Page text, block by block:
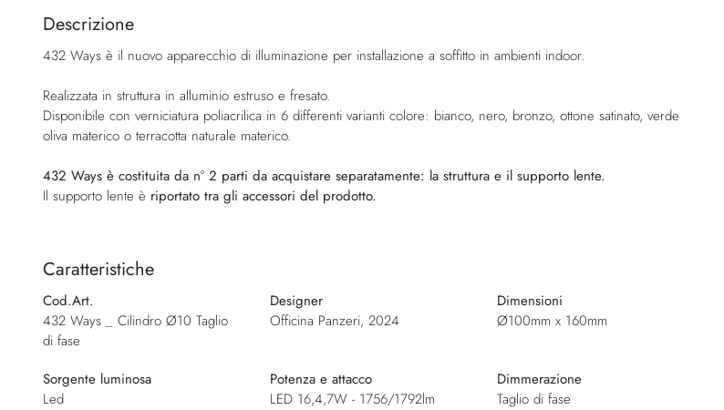
della
di
Descrizione
432 Ways è il nuovo apparecchio di illuminazione per installazione a soffitto in ambienti indoor.
Realizzata in struttura in alluminio estruso e fresato.
Disponibile con verniciatura poliacrilica in 6 differenti varianti colore: bianco, nero, bronzo, ottone satinato, verde
oliva materico o terracotta naturale materico.
432 Ways è costituita da n° 2 parti da acquistare separatamente: la struttura e il supporto lente.
Il supporto lente è riportato tra gli accessori del prodotto.
Caratteristiche
Cod.Art.
432 Ways _ Cilindro Ø10 Taglio
di fase
Designer
Officina Panzeri, 2024
Dimensioni
Ø100mm x 160mm
Sorgente luminosa
Led
Potenza e attacco
LED 16,4,7W - 1756/1792lm
Dimmerazione
Taglio di fase